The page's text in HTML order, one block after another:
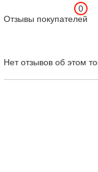
Отзывы покупателей
0
Нет отзывов об этом